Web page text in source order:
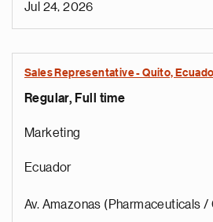
Jul 24, 2026
Sales Representative - Quito,
Regular, Full time
Marketing
Ecuador
Av. Amazonas (Pharmaceuticals